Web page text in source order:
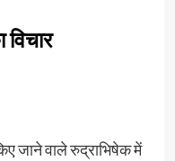
जाने वाले रुद्राभिषेक में